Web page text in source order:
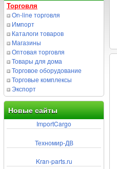
Торговля
On-line торговля
Импорт
Каталоги товаров
Магазины
Оптовая торговля
Товары для дома
Торговое оборудование
Торговые комплексы
Экспорт
Новые сайты
ImportCargo
Техномир-ДВ
Kran-parts.ru